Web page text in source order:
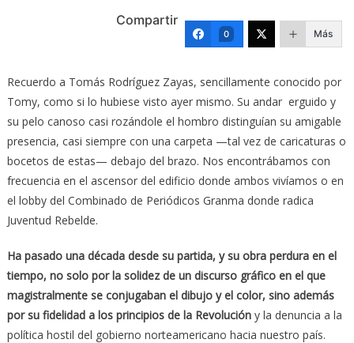
Compartir
0 Más
Recuerdo a Tomás Rodríguez Zayas, sencillamente conocido por
Tomy, como si lo hubiese visto ayer mismo. Su andar erguido y
su pelo canoso casi rozándole el hombro distinguían su amigable
presencia, casi siempre con una carpeta —tal vez de caricaturas o
bocetos de estas— debajo del brazo. Nos encontrábamos con
frecuencia en el ascensor del edificio donde ambos vivíamos o en
el lobby del Combinado de Periódicos Granma donde radica
Juventud Rebelde.
Ha pasado una década desde su partida, y su obra perdura en el
tiempo, no solo por la solidez de un discurso gráfico en el que
magistralmente se conjugaban el dibujo y el color, sino además
por su fidelidad a los principios de la Revolucióny la denuncia a la
política hostil del gobierno norteamericano hacia nuestro país.